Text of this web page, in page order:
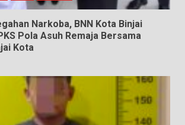
Narkoba, BNN Kota Binjai
Pola Asuh Remaja Bersama
Kota